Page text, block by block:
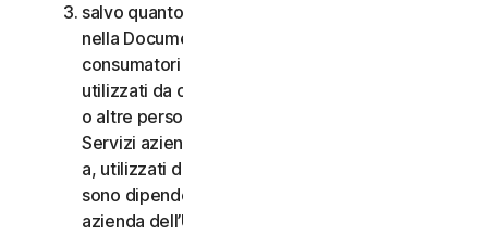
salvo quanto diversamente previsto nel CLS o
nella Documentazione, i Servizi per i
consumatori non possono essere accessibili a,
utilizzati da o condivisi con familiari, non familiari
o altre persone che non risiedono con l’Utente e i
Servizi aziendali non possono essere accessibili
a, utilizzati da o condivisi con persone che non
sono dipendenti o non fanno parte della Piccola
azienda dell’Utente;